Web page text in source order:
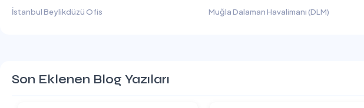
İstanbul Beylikdüzü Ofis
Muğla Dalaman Havalimanı (DLM)
Son Eklenen Blog Yazıları